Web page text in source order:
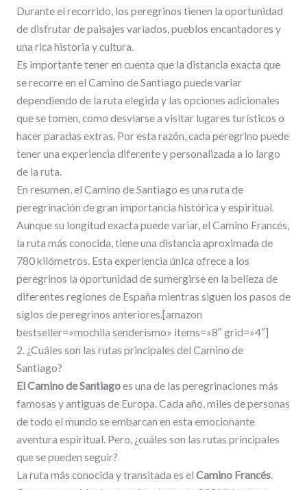
Durante el recorrido, los peregrinos tienen la oportunidad
de disfrutar de paisajes variados, pueblos encantadores y
una rica historia y cultura.
Es importante tener en cuenta que la distancia exacta que
se recorre en el Camino de Santiago puede variar
dependiendo de la ruta elegida y las opciones adicionales
que se tomen, como desviarse a visitar lugares turísticos o
hacer paradas extras. Por esta razón, cada peregrino puede
tener una experiencia diferente y personalizada a lo largo
de la ruta.
En resumen, el Camino de Santiago es una ruta de
peregrinación de gran importancia histórica y espiritual.
Aunque su longitud exacta puede variar, el Camino Francés,
la ruta más conocida, tiene una distancia aproximada de
780 kilómetros. Esta experiencia única ofrece a los
peregrinos la oportunidad de sumergirse en la belleza de
diferentes regiones de España mientras siguen los pasos de
siglos de peregrinos anteriores.[amazon
bestseller=»mochila senderismo» items=»8″ grid=»4″]
2. ¿Cuáles son las rutas principales del Camino de
Santiago?
El Camino de Santiagoes una de las peregrinaciones más
famosas y antiguas de Europa. Cada año, miles de personas
de todo el mundo se embarcan en esta emocionante
aventura espiritual. Pero, ¿cuáles son las rutas principales
que se pueden seguir?
La ruta más conocida y transitada es el Camino Francés.